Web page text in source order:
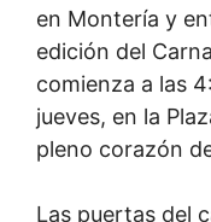
en Montería y
edición del
comienza a las
jueves, en la
pleno corazón
Las puertas del